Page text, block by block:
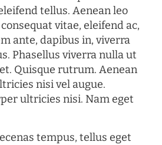
tellus. Aenean leo
vitae, eleifend ac,
ante, dapibus in, viverra
Phasellus viverra nulla ut
Quisque rutrum. Aenean
nisi vel augue.
ultricies nisi. Nam eget
tempus, tellus eget